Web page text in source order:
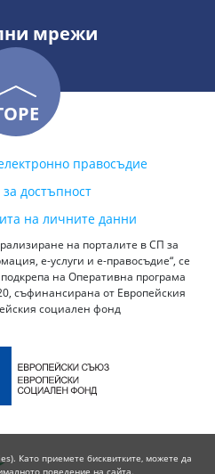
мрежи
правосъдие
достъпност
на личните данни
на порталите в СП за
е-услуги и е-правосъдие“, се
на Оперативна програма
съфинансирана от Европейския
социален фонд
Като приемете бисквитките, можете да
поведение на сайта.